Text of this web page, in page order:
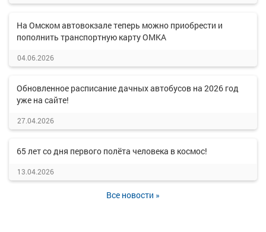
На Омском автовокзале теперь можно приобрести и
пополнить транспортную карту ОМКА
04.06.2026
Обновленное расписание дачных автобусов на 2026 год
уже на сайте!
27.04.2026
65 лет со дня первого полёта человека в космос!
13.04.2026
Все новости »